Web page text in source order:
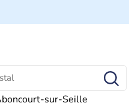
, continentale en
montagnarde pour
des anciennes régions
sur-Seille